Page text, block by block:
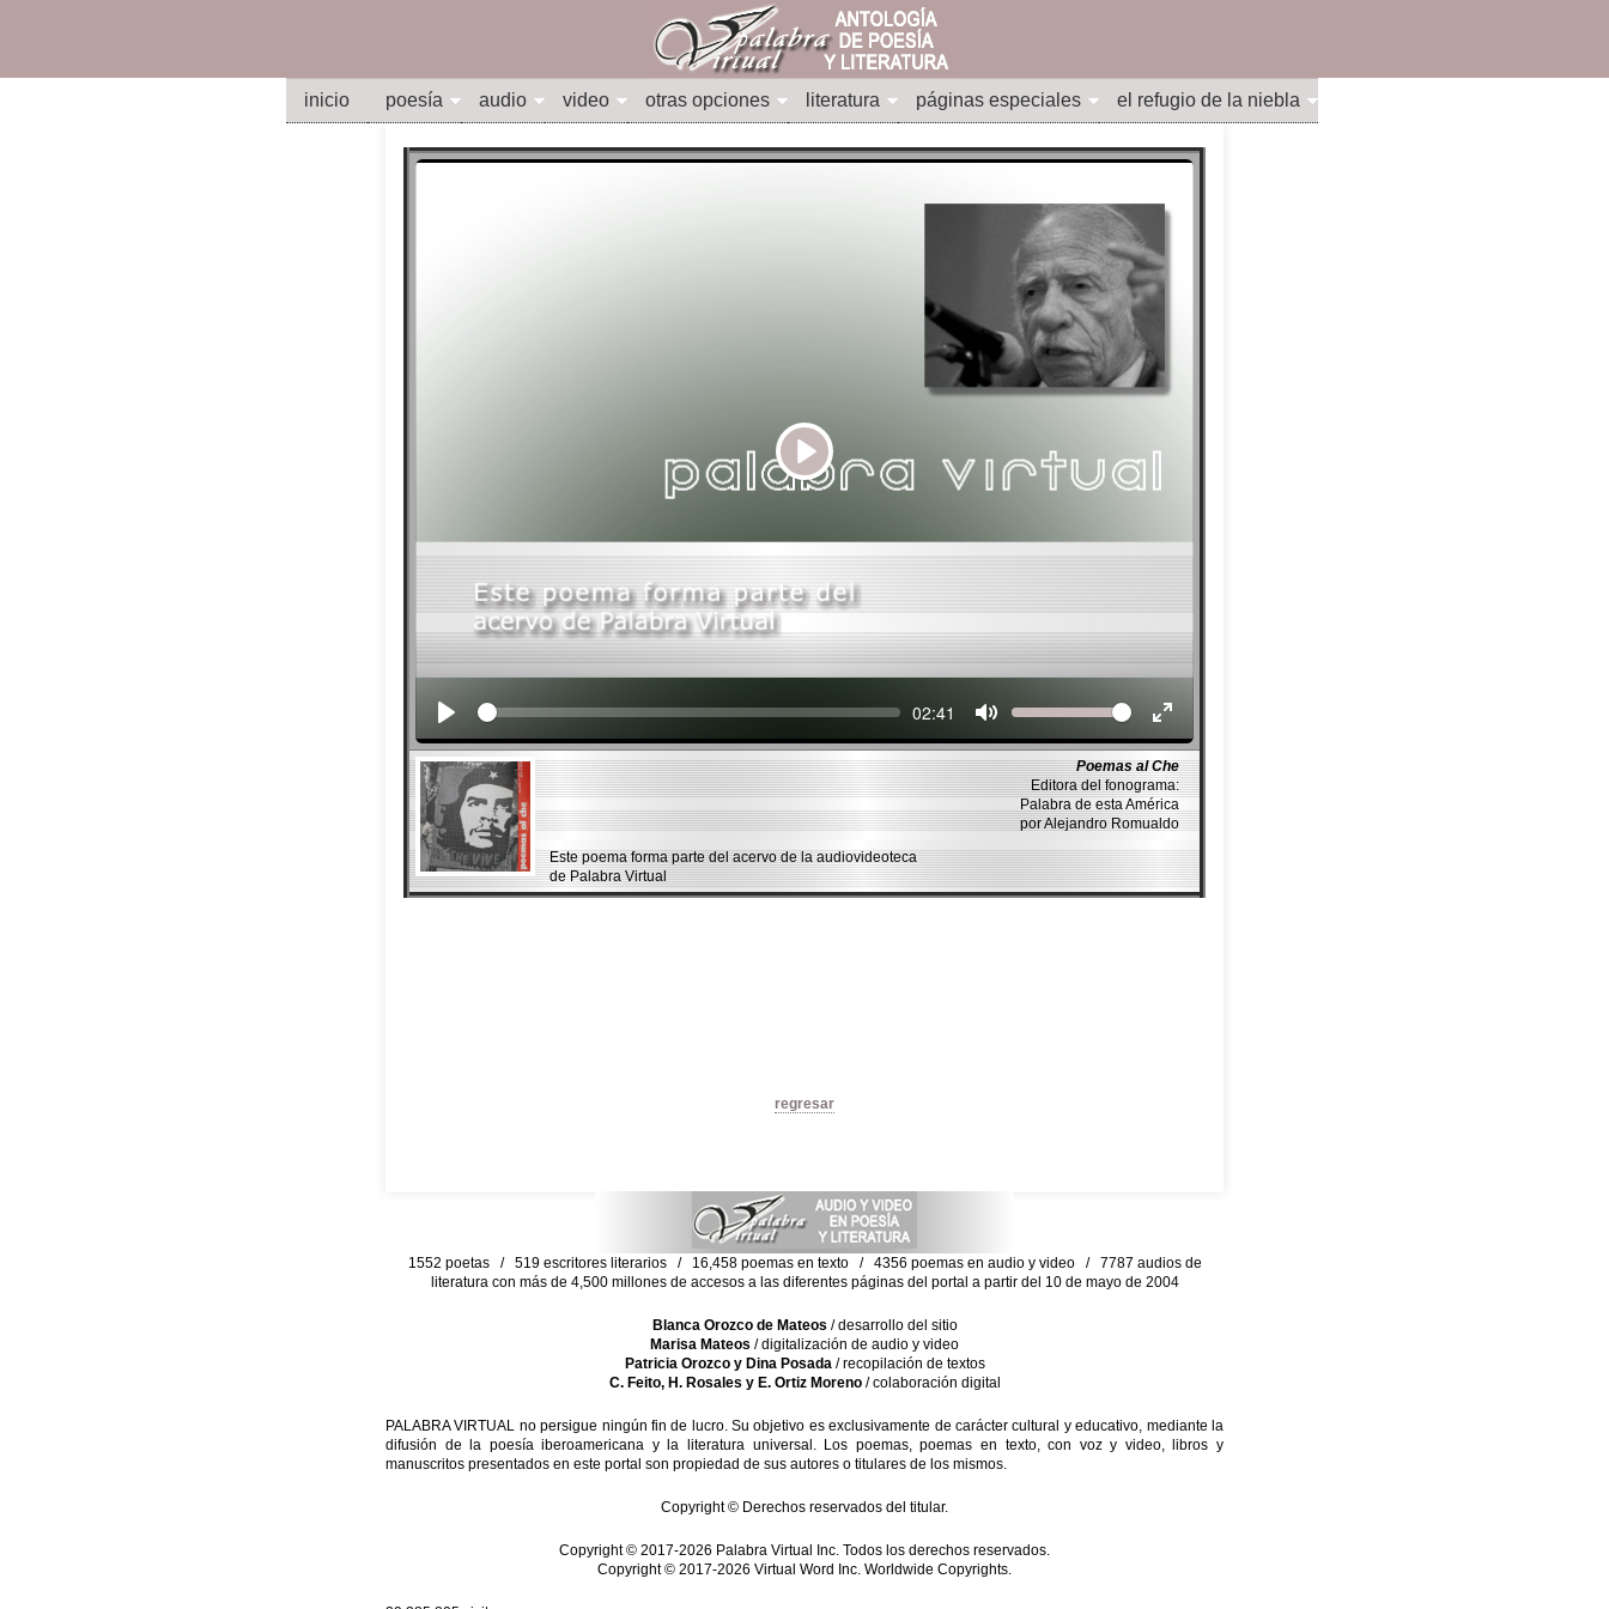
inicio poesía audio video otras opciones literatura páginas especiales el refugio de la niebla
Play
Seek Current
02:41 Volume
Poemas al Che
Editora del fonograma:
Palabra de esta América
por Alejandro Romualdo
Este poema forma parte del acervo de la audiovideoteca
de Palabra Virtual
regresar
1552 poetas / 519 escritores literarios / 16,458 poemas en texto / 4356 poemas en audio y video / 7787 audios de
literatura con más de 4,500 millones de accesos a las diferentes páginas del portal a partir del 10 de mayo de 2004
Blanca Orozco de Mateos / desarrollo del sitio
Marisa Mateos / digitalización de audio y video
Patricia Orozco y Dina Posada/ recopilación de textos
C. Feito, H. Rosales y E. Ortiz Moreno/ colaboración digital
PALABRA VIRTUAL no persigue ningún fin de lucro. Su objetivo es exclusivamente de carácter cultural y educativo, mediante la
difusión de la poesía iberoamericana y la literatura universal. Los poemas, poemas en texto, con voz y video, libros y
manuscritos presentados en este portal son propiedad de sus autores o titulares de los mismos.
Copyright © Derechos reservados del titular.
Copyright © 2017-2026 Palabra Virtual Inc. Todos los derechos reservados.
Copyright © 2017-2026 Virtual Word Inc. Worldwide Copyrights.